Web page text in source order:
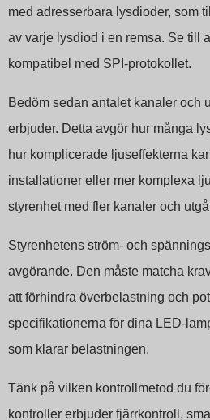
med adresserbara lysdioder, som
av varje lysdiod i en remsa. Se till
kompatibel med SPI-protokollet.
Bedöm sedan antalet kanaler och
erbjuder. Detta avgör hur många
hur komplicerade ljuseffekterna
installationer eller mer komplexa
styrenhet med fler kanaler och
Styrenhetens ström- och
avgörande. Den måste matcha
att förhindra överbelastning och
specifikationerna för dina LED-
som klarar belastningen.
Tänk på vilken kontrollmetod du
kontroller erbjuder fjärrkontroll,